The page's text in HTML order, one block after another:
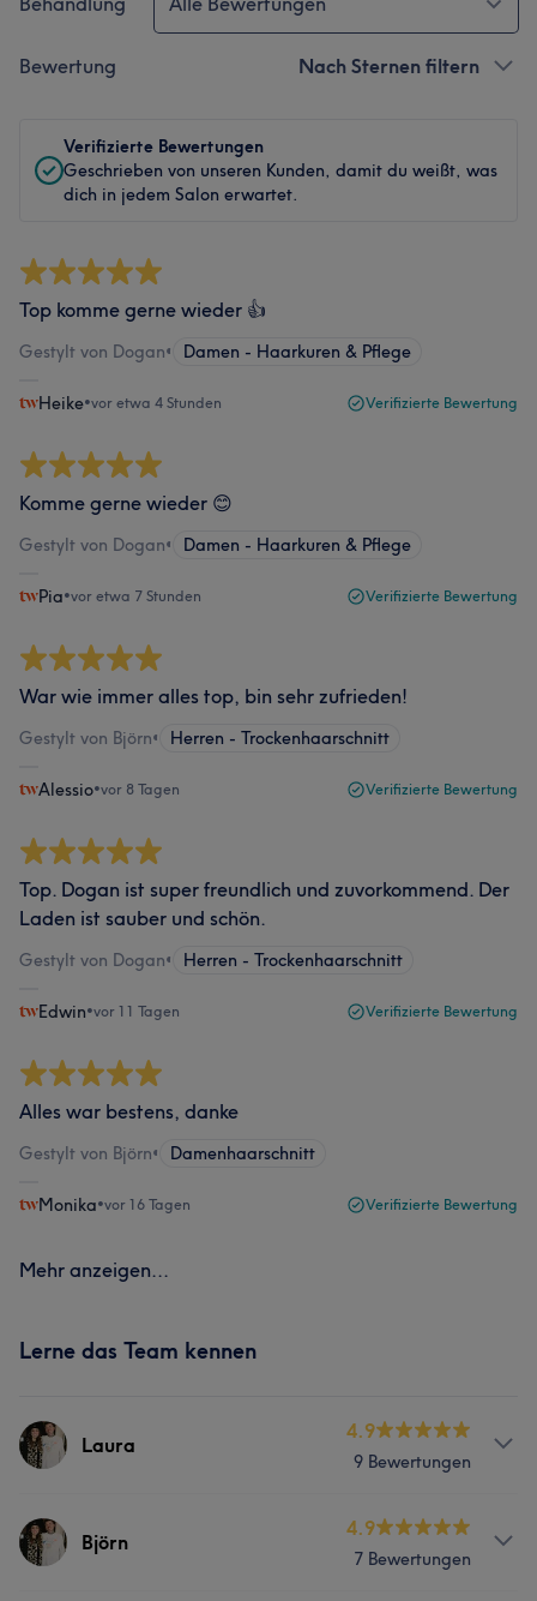
Bewertung Nach Sternen filtern
Verifizierte Bewertungen
Geschrieben von unseren Kunden, damit du weißt, was
dich in jedem Salon erwartet.
Top komme gerne wieder 👍
Gestylt von Dogan• Damen - Haarkuren & Pflege
Heike•vor etwa 4 Stunden Verifizierte Bewertung
Komme gerne wieder 😊
Gestylt von Dogan• Damen - Haarkuren & Pflege
Pia•vor etwa 7 Stunden Verifizierte Bewertung
War wie immer alles top, bin sehr zufrieden!
Gestylt von Björn• Herren - Trockenhaarschnitt
Alessio•vor 8 Tagen Verifizierte Bewertung
Top. Dogan ist super freundlich und zuvorkommend. Der
Laden ist sauber und schön.
Gestylt von Dogan• Herren - Trockenhaarschnitt
Edwin•vor 11 Tagen Verifizierte Bewertung
Alles war bestens, danke
Gestylt von Björn• Damenhaarschnitt
Monika•vor 16 Tagen Verifizierte Bewertung
Mehr anzeigen...
Lerne das Team kennen
Laura
4.9
9 Bewertungen
Services
Björn
4.9
7 Bewertungen